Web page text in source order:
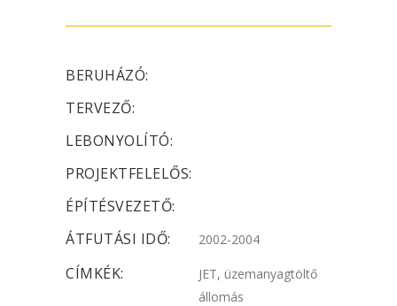
BERUHÁZÓ:
TERVEZŐ:
LEBONYOLÍTÓ:
PROJEKTFELELŐS:
ÉPÍTÉSVEZETŐ:
ÁTFUTÁSI IDŐ:
2002-2004
CÍMKÉK:
JET, üzemanyagtöltő
állomás